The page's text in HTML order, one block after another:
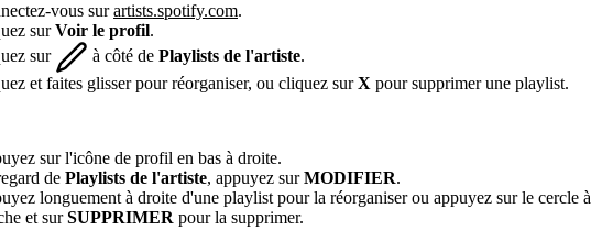
vous surartists.spotify.com.
surVoir le profil.
sur
à côté de Playlists de l'artiste.
et faites glisser pour réorganiser, ou cliquez surX pour supprimer une playlist.
sur l'icône de profil en bas à droite.
de Playlists de l'artiste, appuyez surMODIFIER.
longuement à droite d'une playlist pour la réorganiser ou appuyez sur le cercle à
et surSUPPRIMER pour la supprimer.